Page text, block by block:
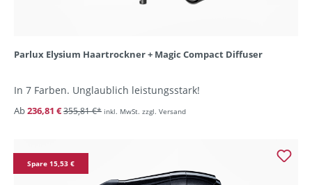
Parlux Elysium Haartrockner + Magic Compact Diffuser
In 7 Farben. Unglaublich leistungsstark!
Ab236,81 €355,81 €* inkl. MwSt. zzgl. Versand
Spare 15,53 €